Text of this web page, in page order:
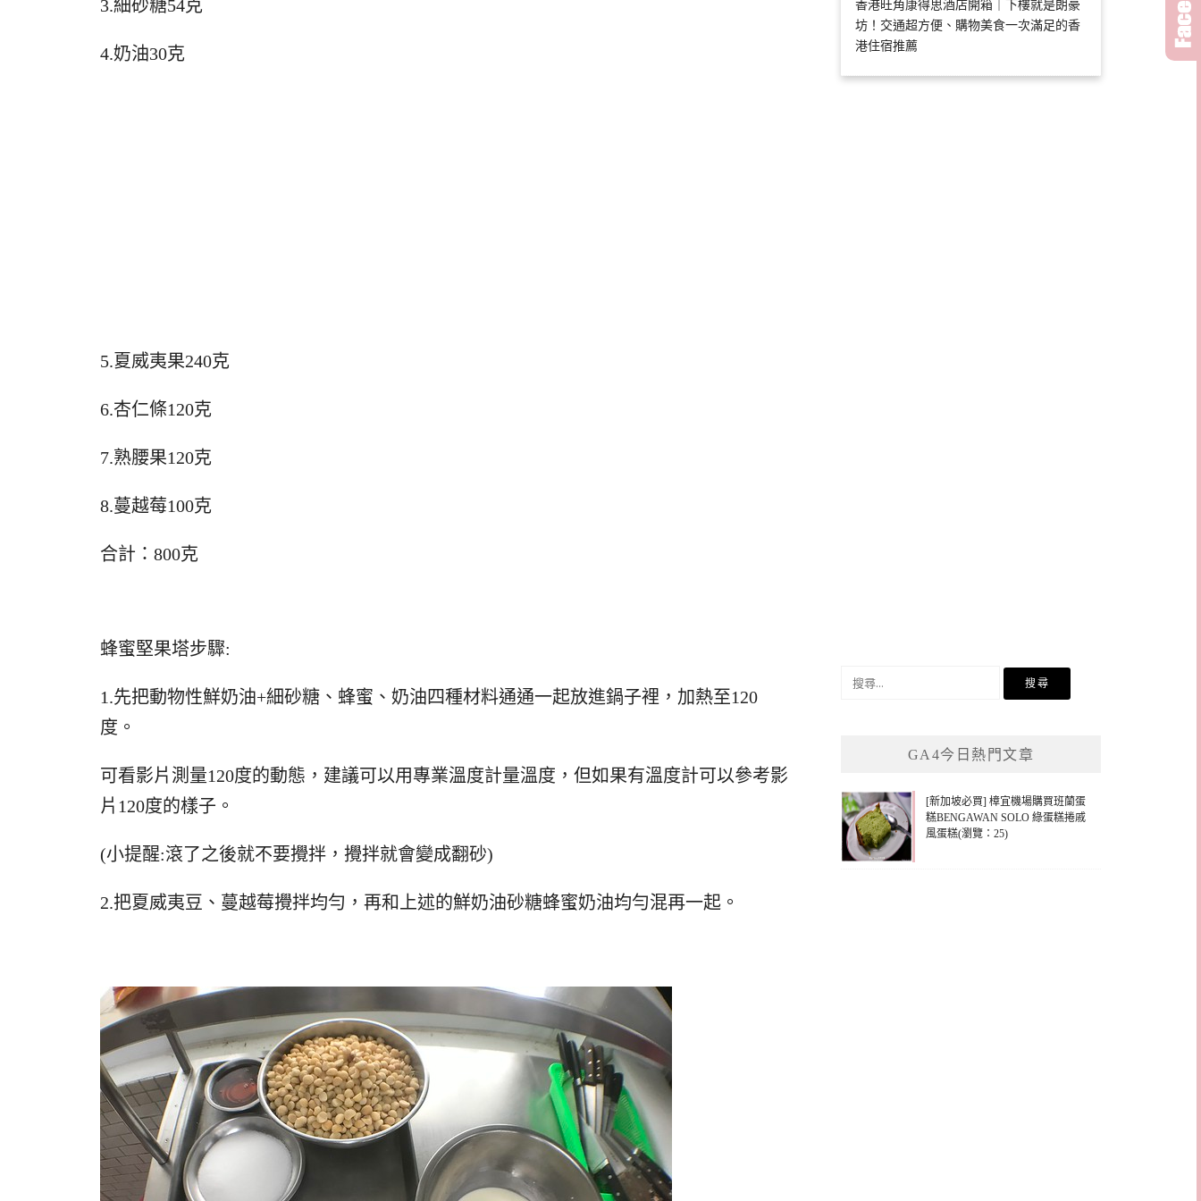
3.細砂糖54克
4.奶油30克
5.夏威夷果240克
6.杏仁條120克
7.熟腰果120克
8.蔓越莓100克
合計：800克
蜂蜜堅果塔步驟:
1.先把動物性鮮奶油+細砂糖、蜂蜜、奶油四種材料通通一起放進鍋子裡，加熱至120
度。
可看影片測量120度的動態，建議可以用專業溫度計量溫度，但如果有溫度計可以參考影
片120度的樣子。
(小提醒:滾了之後就不要攪拌，攪拌就會變成翻砂)
2.把夏威夷豆、蔓越莓攪拌均勻，再和上述的鮮奶油砂糖蜂蜜奶油均勻混再一起。
香港旺角康得思酒店開箱｜下樓就是朗豪
坊！交通超方便、購物美食一次滿足的香
港住宿推薦
GA4今日熱門文章
[新加坡必買] 樟宜機場購買班蘭蛋
糕BENGAWAN SOLO 綠蛋糕捲戚
風蛋糕(瀏覽：25)